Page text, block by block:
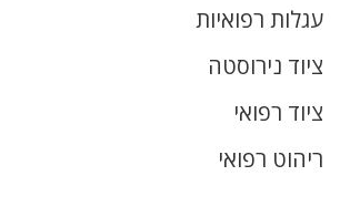
עגלות רפואיות
ציוד נירוסטה
ציוד רפואי
ריהוט רפואי